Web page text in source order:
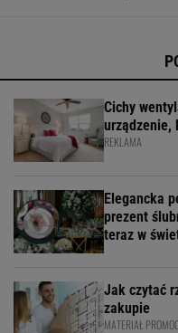
Cichy
urządzenie,
REKLAMA
Elegancka
prezent
teraz w
Jak czytać
zakupie
MATERIAŁ